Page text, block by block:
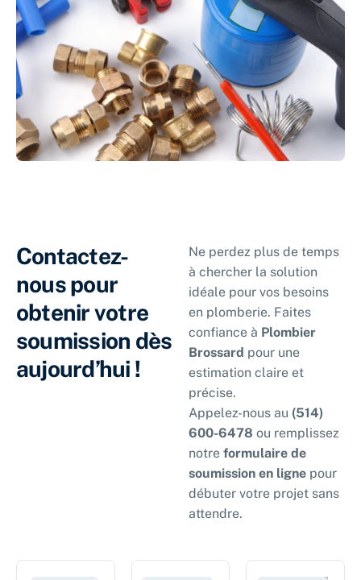
Contactez-
nous pour
obtenir votre
soumission dès
aujourd’hui !
Ne perdez plus de temps
à chercher la solution
idéale pour vos besoins
en plomberie. Faites
confiance à Plombier
Brossard pour une
estimation claire et
précise.
Appelez-nous au (514)
600-6478 ou remplissez
notre formulaire de
soumission en ligne pour
débuter votre projet sans
attendre.